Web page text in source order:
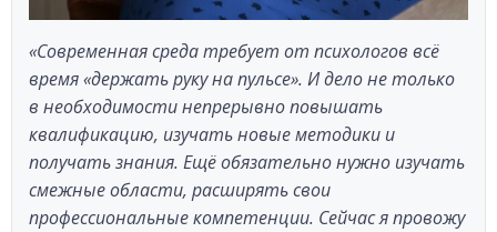
«Современная среда требует от психологов всё
время «держать руку на пульсе». И дело не только
в необходимости непрерывно повышать
квалификацию, изучать новые методики и
получать знания. Ещё обязательно нужно изучать
смежные области, расширять свои
профессиональные компетенции. Сейчас я провожу